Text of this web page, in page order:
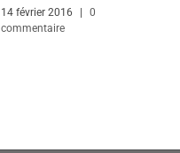
14 février 2016 |
0
commentaire